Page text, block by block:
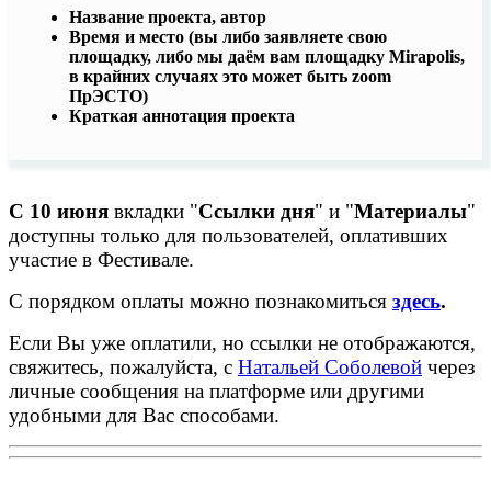
Название проекта, автор
Время и место (вы либо заявляете свою
площадку, либо мы даём вам площадку Mirapolis,
в крайних случаях это может быть zoom
ПрЭСТО)
Краткая аннотация проекта
C 10 июня вкладки "Ссылки дня" и "Материалы"
доступны только для пользователей, оплативших
участие в Фестивале.
С порядком оплаты можно познакомиться здесь.
Если Вы уже оплатили, но ссылки не отображаются,
свяжитесь, пожалуйста, с Натальей Соболевой через
личные сообщения на платформе или другими
удобными для Вас способами.